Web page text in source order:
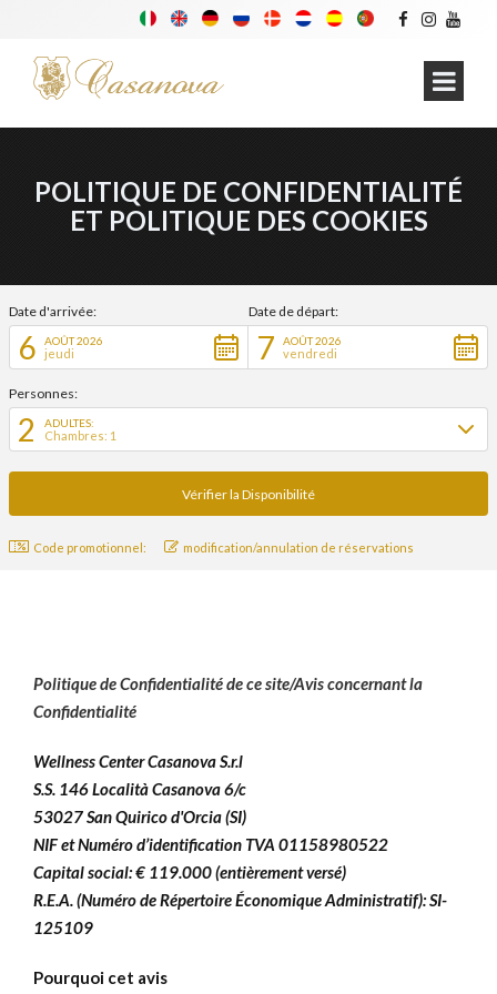
POLITIQUE DE CONFIDENTIALITÉ
ET POLITIQUE DES COOKIES
Date d'arrivée:
6 AOÛT 2026
jeudi
Date de départ:
7 AOÛT 2026
vendredi
Personnes:
2 ADULTES:
Chambres: 1
Code promotionnel: modification/annulation de réservations
Politique de Confidentialité de ce site/Avis concernant la
Confidentialité
Wellness Center Casanova S.r.l
S.S. 146 Località Casanova 6/c
53027 San Quirico d'Orcia (SI)
NIF et Numéro d’identification TVA 01158980522
Capital social: € 119.000 (entièrement versé)
R.E.A. (Numéro de Répertoire Économique Administratif): SI-
125109
Pourquoi cet avis